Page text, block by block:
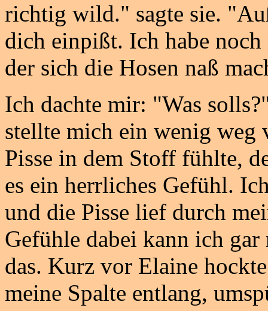
richtig wild." sagte sie.
dich einpißt. Ich habe noch
der sich die Hosen naß
Ich dachte mir: "Was
stellte mich ein wenig weg
Pisse in dem Stoff fühlte,
es ein herrliches Gefühl.
und die Pisse lief durch
Gefühle dabei kann ich
das. Kurz vor Elaine
meine Spalte entlang,